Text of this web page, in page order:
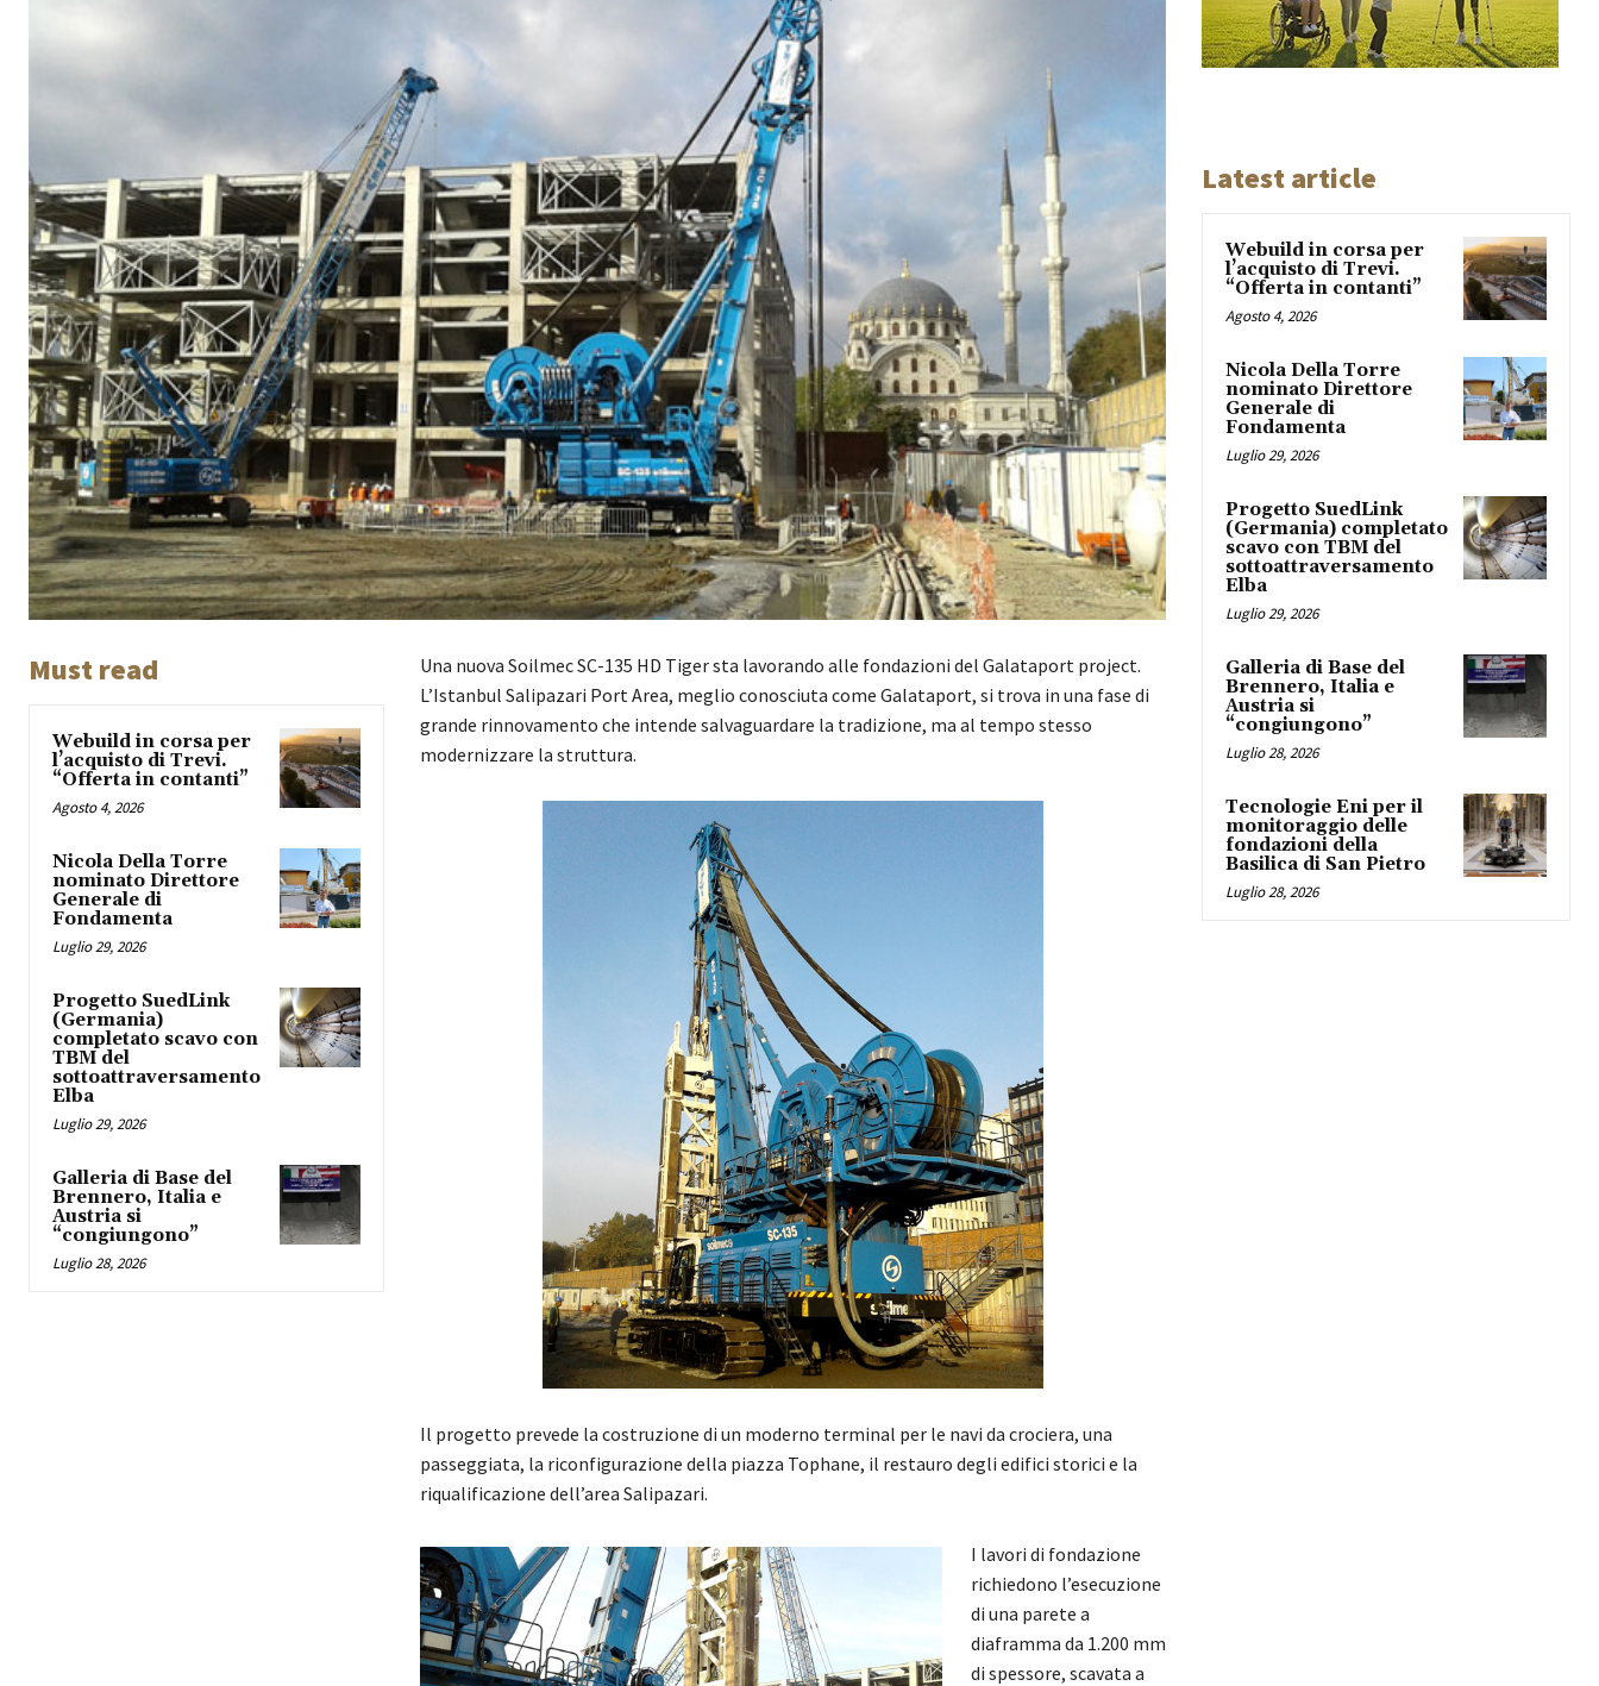
Must read
Webuild in corsa per
l’acquisto di Trevi.
“Offerta in contanti”
Agosto 4, 2026
Nicola Della Torre
nominato Direttore
Generale di
Fondamenta
Luglio 29, 2026
Progetto SuedLink
(Germania)
completato scavo con
TBM del
sottoattraversamento
Elba
Luglio 29, 2026
Galleria di Base del
Brennero, Italia e
Austria si
“congiungono”
Luglio 28, 2026
Una nuova Soilmec SC-135 HD Tiger sta lavorando alle fondazioni del Galataport project.
L’Istanbul Salipazari Port Area, meglio conosciuta come Galataport, si trova in una fase di
grande rinnovamento che intende salvaguardare la tradizione, ma al tempo stesso
modernizzare la struttura.
Il progetto prevede la costruzione di un moderno terminal per le navi da crociera, una
passeggiata, la riconfigurazione della piazza Tophane, il restauro degli edifici storici e la
riqualificazione dell’area Salipazari.
I lavori di fondazione
richiedono l’esecuzione
di una parete a
diaframma da 1.200 mm
di spessore, scavata a
Latest article
Webuild in corsa per
l’acquisto di Trevi.
“Offerta in contanti”
Agosto 4, 2026
Nicola Della Torre
nominato Direttore
Generale di
Fondamenta
Luglio 29, 2026
Progetto SuedLink
(Germania) completato
scavo con TBM del
sottoattraversamento
Elba
Luglio 29, 2026
Galleria di Base del
Brennero, Italia e
Austria si
“congiungono”
Luglio 28, 2026
Tecnologie Eni per il
monitoraggio delle
fondazioni della
Basilica di San Pietro
Luglio 28, 2026